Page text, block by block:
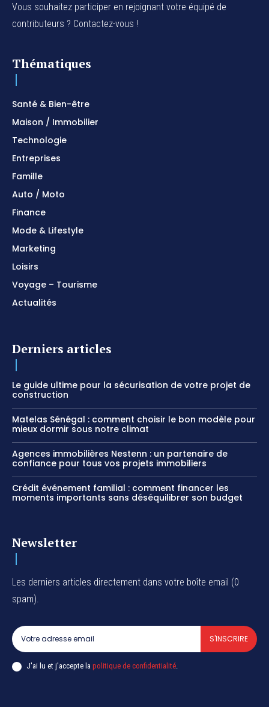
Vous souhaitez participer en rejoignant votre équipé de
contributeurs ? Contactez-vous !
Thématiques
Santé & Bien-être
Maison / Immobilier
Technologie
Entreprises
Famille
Auto / Moto
Finance
Mode & Lifestyle
Marketing
Loisirs
Voyage – Tourisme
Actualités
Derniers articles
Le guide ultime pour la sécurisation de votre projet de
construction
Matelas Sénégal : comment choisir le bon modèle pour
mieux dormir sous notre climat
Agences immobilières Nestenn : un partenaire de
confiance pour tous vos projets immobiliers
Crédit événement familial : comment financer les
moments importants sans déséquilibrer son budget
Newsletter
Les derniers articles directement dans votre boîte email (0
spam).
S'INSCRIRE
J'ai lu et j'accepte la politique de confidentialité.